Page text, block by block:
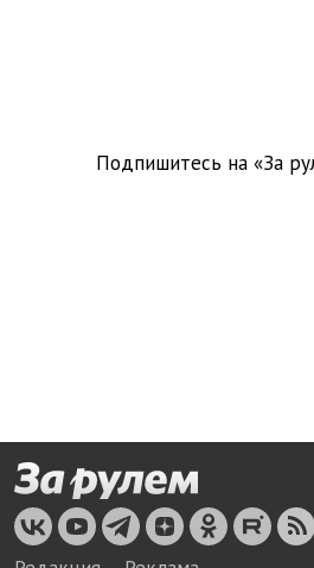
Подпишитесь на «За